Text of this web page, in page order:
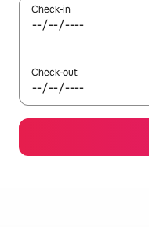
Check-in
Check-out